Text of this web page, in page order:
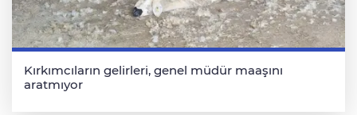
Kırkımcıların gelirleri, genel müdür maaşını
aratmıyor